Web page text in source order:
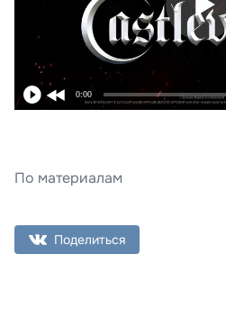
0:00
По материалам
Поделиться